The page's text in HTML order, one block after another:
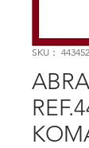
SKU：